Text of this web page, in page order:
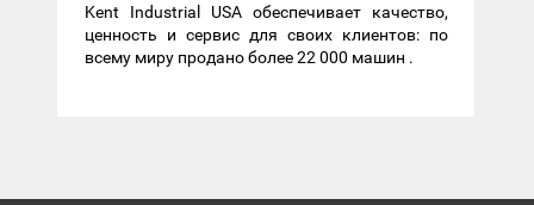
Kent Industrial USA обеспечивает качество,
ценность и сервис для своих клиентов: по
всему миру продано более 22 000 машин .